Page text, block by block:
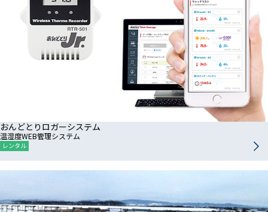
おんどとりロガーシステム
温湿度WEB管理システム
レンタル